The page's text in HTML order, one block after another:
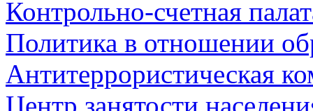
Контрольно-счетная
Политика в отношении
Антитеррористическая
Центр занятости